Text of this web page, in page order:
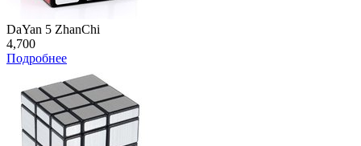
DaYan 5 ZhanChi
4,700
Подробнее